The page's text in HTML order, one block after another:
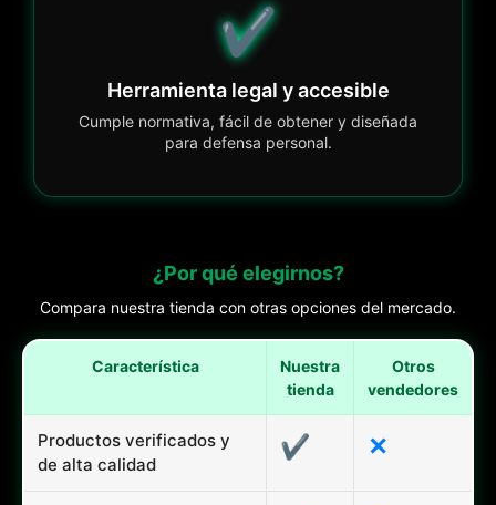
✔️
Herramienta legal y accesible
Cumple normativa, fácil de obtener y diseñada
para defensa personal.
¿Por qué elegirnos?
Compara nuestra tienda con otras opciones del mercado.
Característica
Nuestra
tienda
Otros
vendedores
Productos verificados y
de alta calidad
✔ ✕